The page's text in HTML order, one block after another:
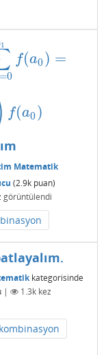
=0
1
f(a0 ) =
f(a0 )
a 1=0a2∑ a0
Matematik
(2.9kpuan)
görüntülendi
kategorisinde
| 1.3kkez
kombinasyon